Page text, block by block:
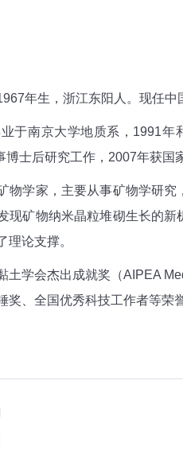
年生，浙江东阳人。现任中
南京大学地质系，1991年和
博士后研究工作，2007年获国
学家，主要从事矿物学研究
现矿物纳米晶粒堆砌生长的
理论支撑。
学会杰出成就奖（AIPEA
奖、全国优秀科技工作者等荣